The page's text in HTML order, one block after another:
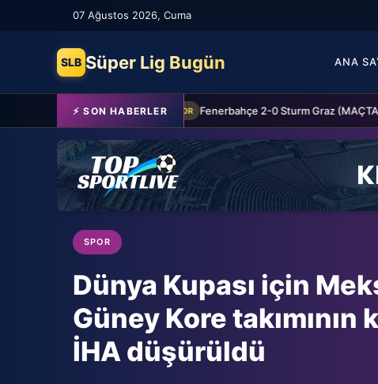
07 Ağustos 2026, Cuma
SLB Süper Lig Bugün ANA
⚡ SON HABERLER
Schalke 04 Edin Dzeko ile 1 yıllık yeni sözleşme imzaladı SPOR
SPOR
Dünya Kupası için
Güney Kore takımının
İHA düşürüldü